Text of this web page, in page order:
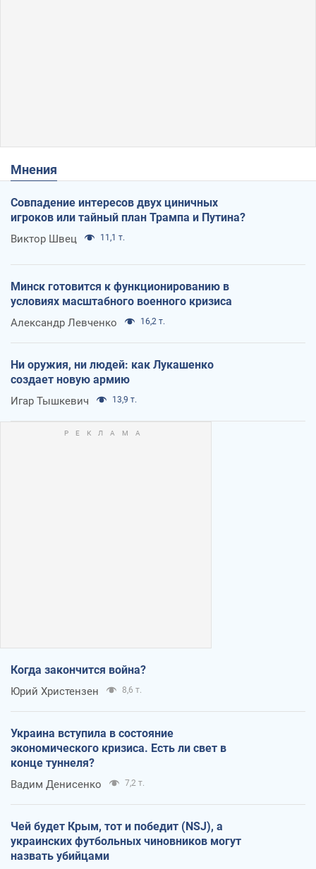
Мнения
Совпадение интересов двух циничных
игроков или тайный план Трампа и Путина?
Виктор Швец 11,1 т.
Минск готовится к функционированию в
условиях масштабного военного кризиса
Александр Левченко 16,2 т.
Ни оружия, ни людей: как Лукашенко
создает новую армию
Игар Тышкевич 13,9 т.
Когда закончится война?
Юрий Христензен 8,6 т.
Украина вступила в состояние
экономического кризиса. Есть ли свет в
конце туннеля?
Вадим Денисенко 7,2 т.
Чей будет Крым, тот и победит (NSJ), а
украинских футбольных чиновников могут
назвать убийцами